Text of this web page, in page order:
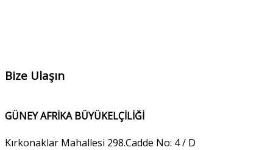
Bize Ulaşın
GÜNEY AFRİKA BÜYÜKELÇİLİĞİ
Kırkonaklar Mahallesi 298.Cadde No: 4 / D